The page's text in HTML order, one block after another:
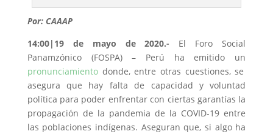
Por: CAAAP
14:00|19 de mayo de 2020.- El Foro Social
Panamzónico (FOSPA) – Perú ha emitido un
pronunciamientodonde, entre otras cuestiones, se
asegura que hay falta de capacidad y voluntad
política para poder enfrentar con ciertas garantías la
propagación de la pandemia de la COVID-19 entre
las poblaciones indígenas. Aseguran que, si algo ha